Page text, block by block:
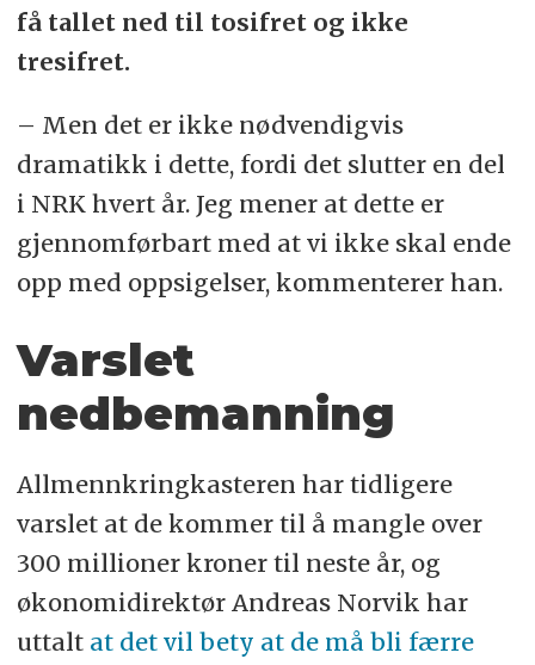
få tallet ned til tosifret og ikke
tresifret.
– Men det er ikke nødvendigvis
dramatikk i dette, fordi det slutter en del
i NRK hvert år. Jeg mener at dette er
gjennomførbart med at vi ikke skal ende
opp med oppsigelser, kommenterer han.
Varslet
nedbemanning
Allmennkringkasteren har tidligere
varslet at de kommer til å mangle over
300 millioner kroner til neste år, og
økonomidirektør Andreas Norvik har
uttalt at det vil bety at de må bli færre